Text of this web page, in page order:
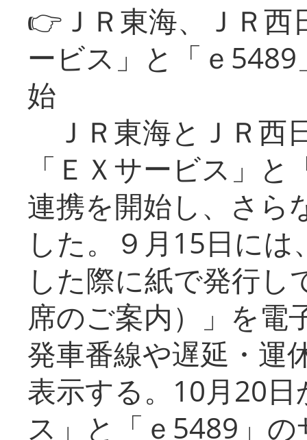
👉ＪＲ東海、ＪＲ
ービス」と「ｅ
始
ＪＲ東海とＪＲ西
「ＥＸサービス」
連携を開始し、さら
した。９月15日に
した際に紙で発行し
席のご案内）」を電
発車番線や遅延・運
表示する。10月20
ス」と「ｅ5489」